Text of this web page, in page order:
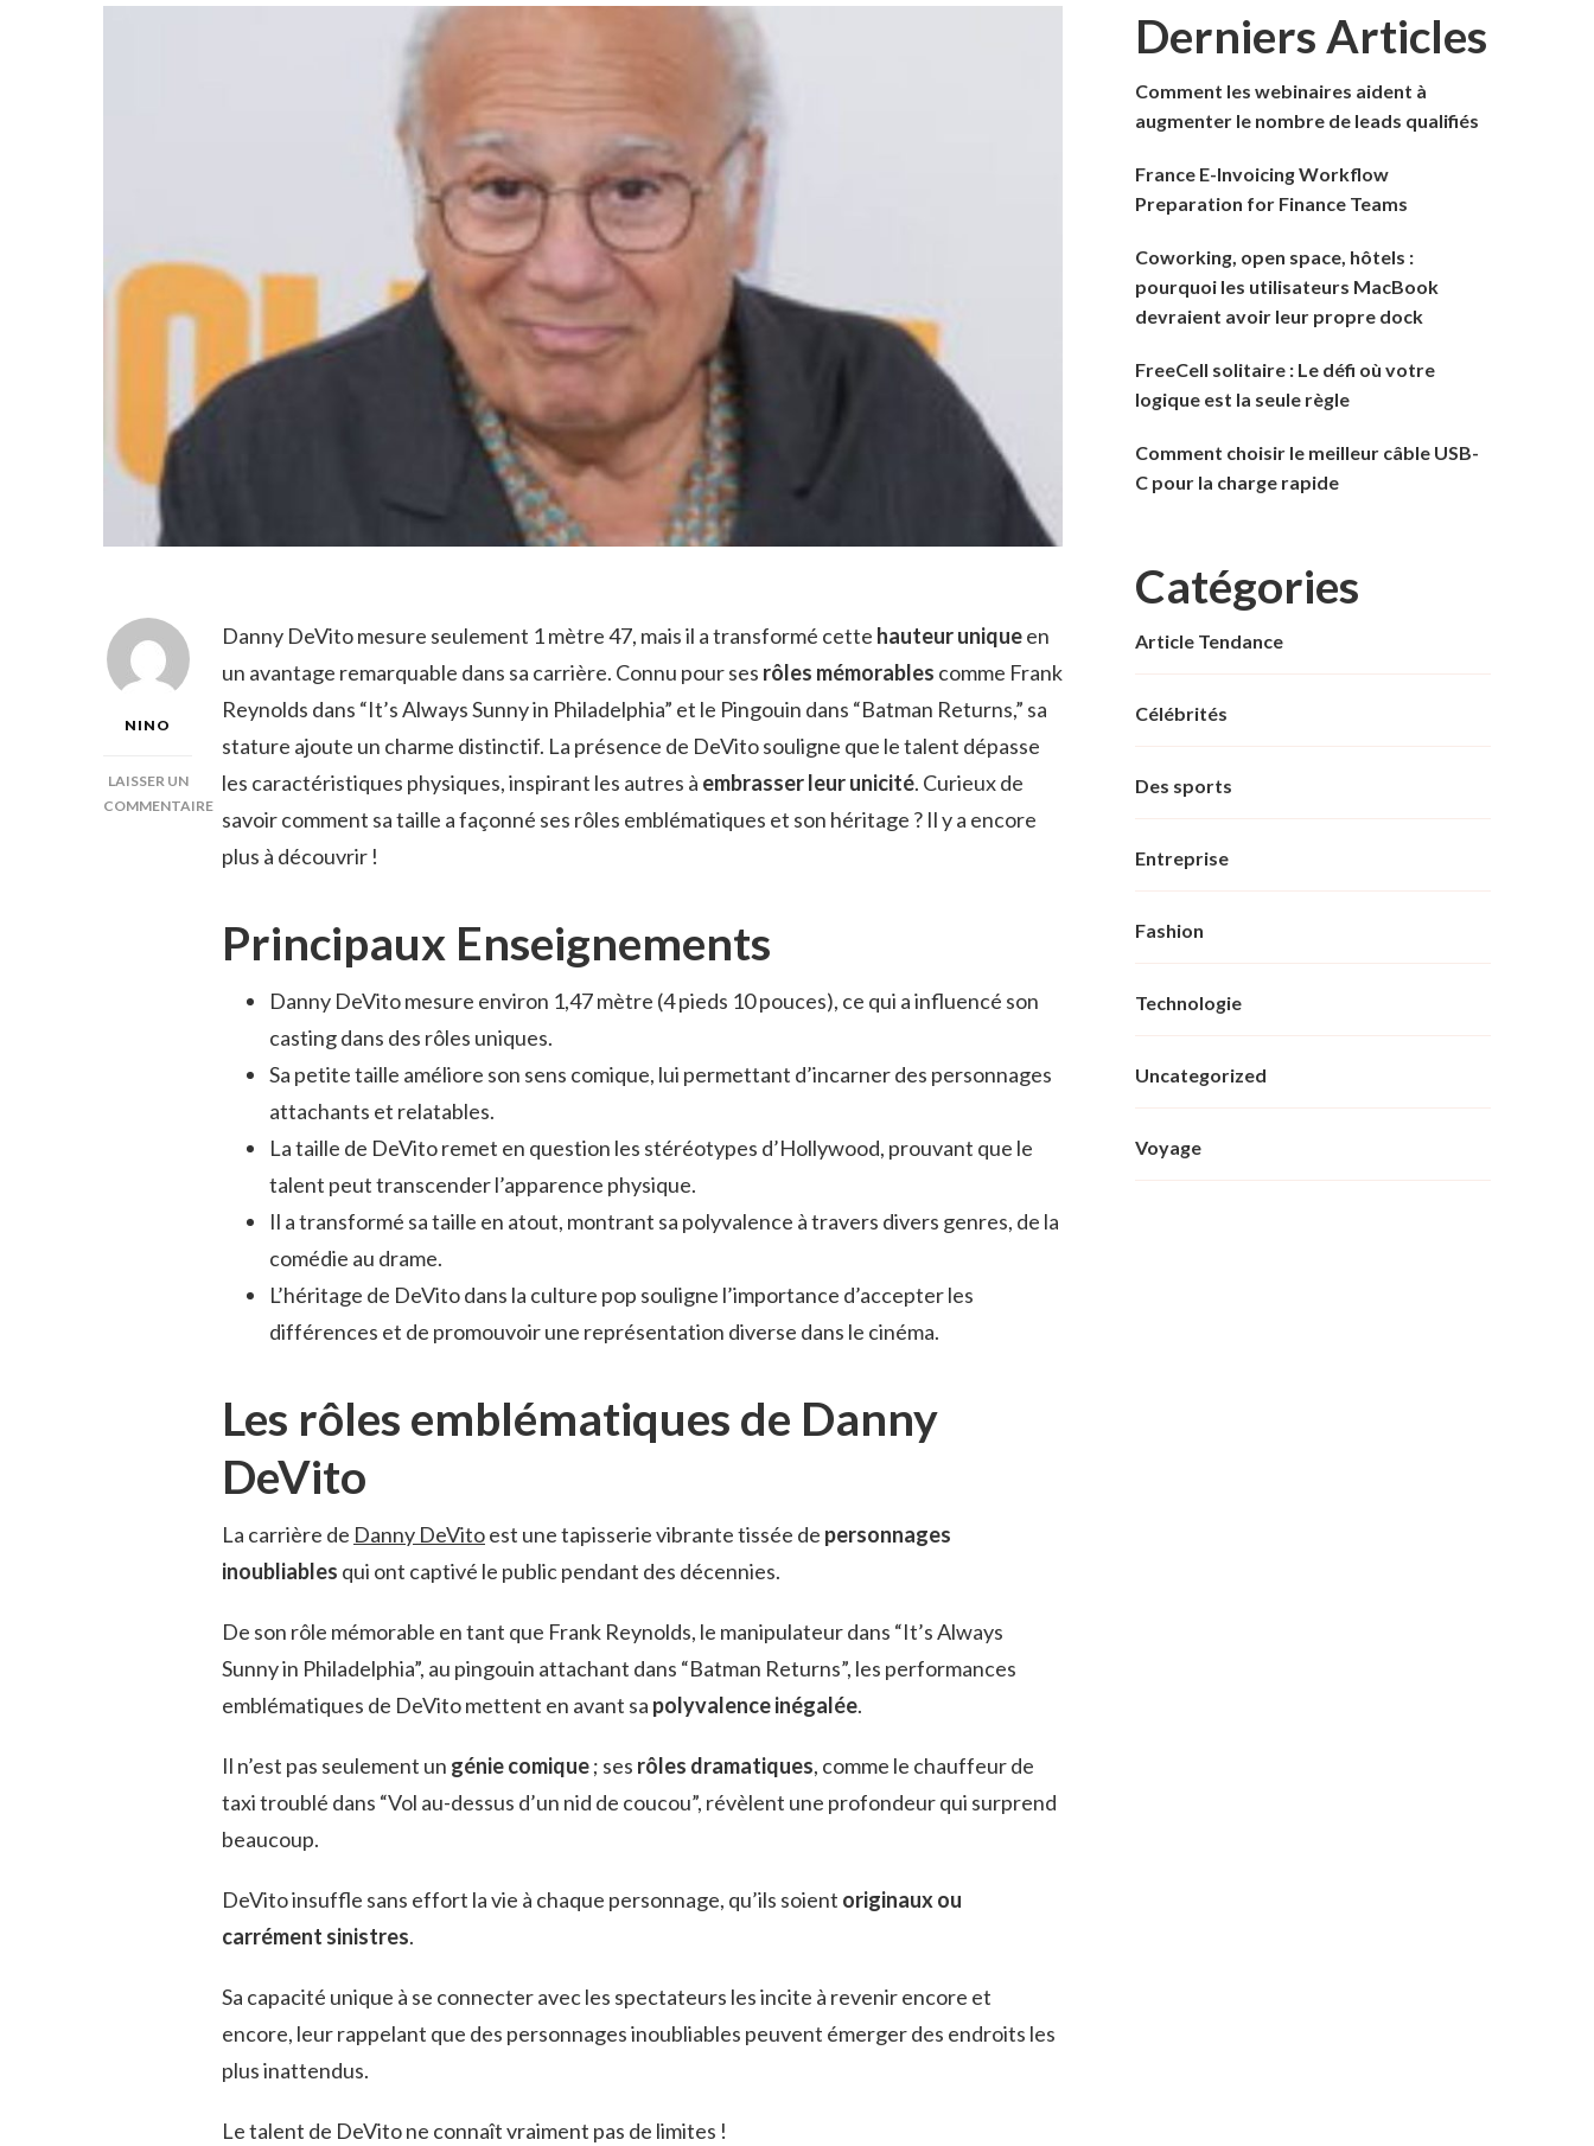
NINO
LAISSER UN
COMMENTAIRE
Danny DeVito mesure seulement 1 mètre 47, mais il a transformé cette hauteur uniqueen
un avantage remarquable dans sa carrière. Connu pour ses rôles mémorables comme Frank
Reynolds dans “It’s Always Sunny in Philadelphia” et le Pingouin dans “Batman Returns,” sa
stature ajoute un charme distinctif. La présence de DeVito souligne que le talent dépasse
les caractéristiques physiques, inspirant les autres à embrasser leur unicité. Curieux de
savoir comment sa taille a façonné ses rôles emblématiques et son héritage ? Il y a encore
plus à découvrir !
Principaux Enseignements
Danny DeVito mesure environ 1,47 mètre (4 pieds 10 pouces), ce qui a influencé son
casting dans des rôles uniques.
Sa petite taille améliore son sens comique, lui permettant d’incarner des personnages
attachants et relatables.
La taille de DeVito remet en question les stéréotypes d’Hollywood, prouvant que le
talent peut transcender l’apparence physique.
Il a transformé sa taille en atout, montrant sa polyvalence à travers divers genres, de la
comédie au drame.
L’héritage de DeVito dans la culture pop souligne l’importance d’accepter les
différences et de promouvoir une représentation diverse dans le cinéma.
Les rôles emblématiques de Danny
DeVito
La carrière de Danny DeVitoest une tapisserie vibrante tissée de personnages
inoubliables qui ont captivé le public pendant des décennies.
De son rôle mémorable en tant que Frank Reynolds, le manipulateur dans “It’s Always
Sunny in Philadelphia”, au pingouin attachant dans “Batman Returns”, les performances
emblématiques de DeVito mettent en avant sa polyvalence inégalée.
Il n’est pas seulement un génie comique; ses rôles dramatiques, comme le chauffeur de
taxi troublé dans “Vol au-dessus d’un nid de coucou”, révèlent une profondeur qui surprend
beaucoup.
DeVito insuffle sans effort la vie à chaque personnage, qu’ils soient originaux ou
carrément sinistres.
Sa capacité unique à se connecter avec les spectateurs les incite à revenir encore et
encore, leur rappelant que des personnages inoubliables peuvent émerger des endroits les
plus inattendus.
Le talent de DeVito ne connaît vraiment pas de limites !
Derniers Articles
Comment les webinaires aident à
augmenter le nombre de leads qualifiés
France E-Invoicing Workflow
Preparation for Finance Teams
Coworking, open space, hôtels :
pourquoi les utilisateurs MacBook
devraient avoir leur propre dock
FreeCell solitaire : Le défi où votre
logique est la seule règle
Comment choisir le meilleur câble USB-
C pour la charge rapide
Catégories
Article Tendance
Célébrités
Des sports
Entreprise
Fashion
Technologie
Uncategorized
Voyage